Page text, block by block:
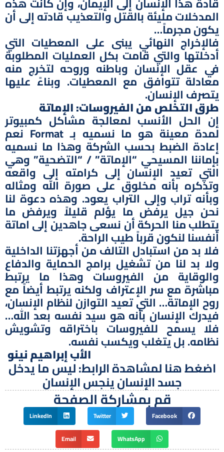
المدخلات مليئة بالقتل والتعذيب قادته إلى أن
يكون مجرماً…
فالإخراج النهائي يبنى على المعطيات التي
أدخلتها والتي قامت بكل العمليات المطلوبة
في عقل الإنسان وباطنه وروحه لتخرج منه
معادلة تتوافق مع المعطيات. وبناءً عليها
يتصرف الإنسان.
طرق التخلص من الفيروسات: الإماتة
إن الحل الأنسب لمعالجة مشاكل كمبيوتر
لمدة معينة هو ما نسميه بـ Format نعم
إعادة الضبط بحسب الشركة وهذا ما نسميه
بإماننا المسيحي “الإماتة” / “التضحية” وهي
التي تعيد الإنسان إلى كرامته إلى واقعه
وتذكره بأنه مخلوق على صورة الله ومثاله
وبأنه تراب وإلى التراب يعود. وهذه دعوة لنا
نحن جيل يرفض ما يؤلم قليلاً ويرفض ما
يتطلب منا الحركة أن نسعى جاهدين إلى اماتة
أنفسنا لنكون قرباً طيب الراحة.
فلا بد من استبادل التالف من أجهزتنا الداخلية
ولا بد لنا من تشغيل برامج الحماية والدفاع
والوقاية من الفيروسات وهذا ما يرتبط
مباشرة مع سر الإعتراف ولكنه يرتبط أيضاً مع
روح الإماتة… التي تعيد التوازن لنظام الإنسان،
فيدرك الإنسان بأنه هو سيد نفسه بعد الله…
فلا يسمح للفيروسات باختراقه وتشويش
نظامه. بل يتغلب ويكسب نفسه.
الأب إبراهيم نينو
اضغط هنا لمشاهدة الرابط:ليس ما يدخل
جسد الإنسان ينجس الإنسان
قم بمشاركة الصفحة
Facebook
Twitter
LinkedIn
WhatsApp
Email